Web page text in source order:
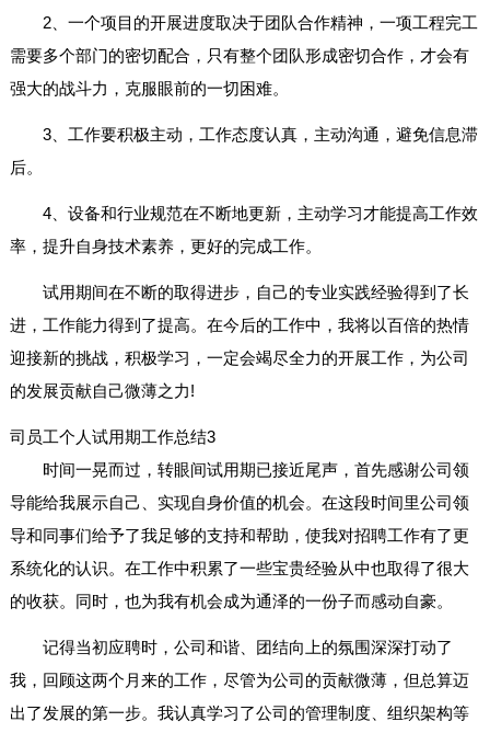
2、一个项目的开展进度取决于团队合作精神，一项工程完工
需要多个部门的密切配合，只有整个团队形成密切合作，才会有
强大的战斗力，克服眼前的一切困难。
3、工作要积极主动，工作态度认真，主动沟通，避免信息滞
后。
4、设备和行业规范在不断地更新，主动学习才能提高工作效
率，提升自身技术素养，更好的完成工作。
试用期间在不断的取得进步，自己的专业实践经验得到了长
进，工作能力得到了提高。在今后的工作中，我将以百倍的热情
迎接新的挑战，积极学习，一定会竭尽全力的开展工作，为公司
的发展贡献自己微薄之力!
司员工个人试用期工作总结3
时间一晃而过，转眼间试用期已接近尾声，首先感谢公司领
导能给我展示自己、实现自身价值的机会。在这段时间里公司领
导和同事们给予了我足够的支持和帮助，使我对招聘工作有了更
系统化的认识。在工作中积累了一些宝贵经验从中也取得了很大
的收获。同时，也为我有机会成为通泽的一份子而感动自豪。
记得当初应聘时，公司和谐、团结向上的氛围深深打动了
我，回顾这两个月来的工作，尽管为公司的贡献微薄，但总算迈
出了发展的第一步。我认真学习了公司的管理制度、组织架构等